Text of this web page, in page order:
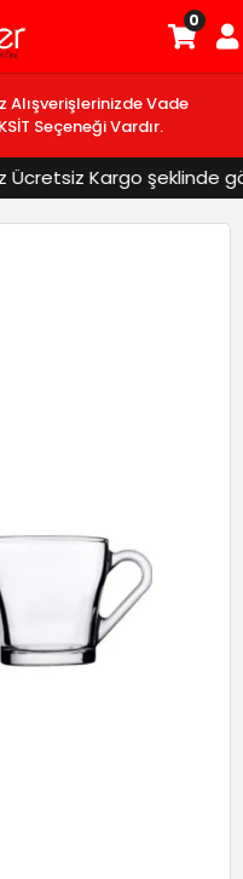
Alışverişlerinizde Vade
Seçeneği Vardır.
Ücretsiz Kargo şeklinde
0